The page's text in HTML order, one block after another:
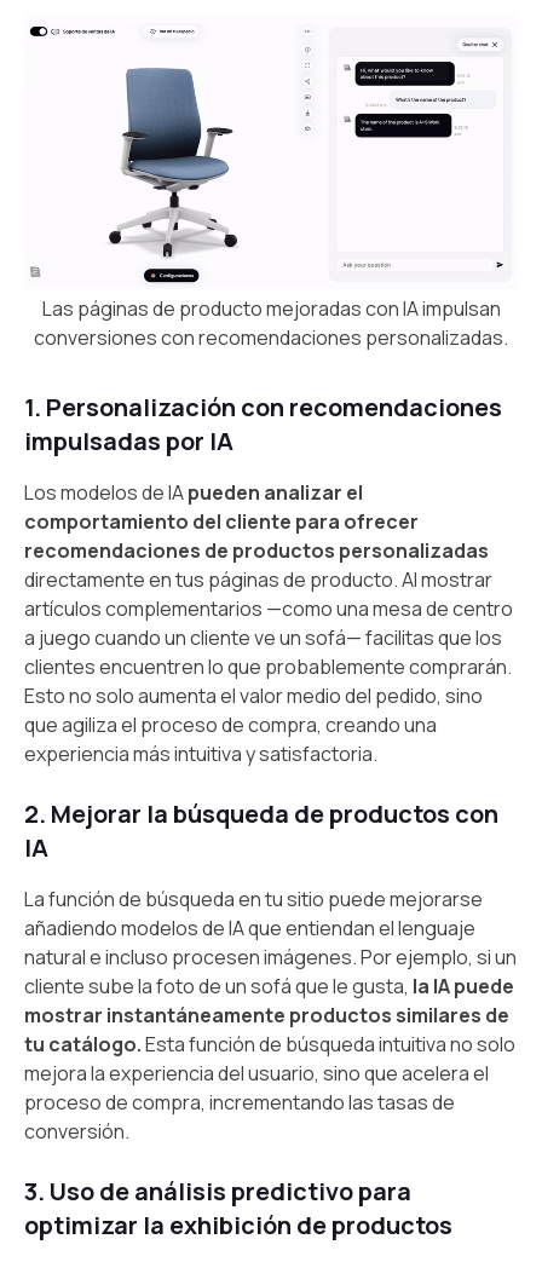
Las páginas de producto mejoradas con IA impulsan
conversiones con recomendaciones personalizadas.
1. Personalización con recomendaciones
impulsadas por IA
Los modelos de IApueden analizar el
comportamiento del cliente para ofrecer
recomendaciones de productos personalizadas
directamente en tus páginas de producto. Al mostrar
artículos complementarios —como una mesa de centro
a juego cuando un cliente ve un sofá— facilitas que los
clientes encuentren lo que probablemente comprarán.
Esto no solo aumenta el valor medio del pedido, sino
que agiliza el proceso de compra, creando una
experiencia más intuitiva y satisfactoria.
2. Mejorar la búsqueda de productos con
IA
La función de búsqueda en tu sitio puede mejorarse
añadiendo modelos de IA que entiendan el lenguaje
natural e incluso procesen imágenes. Por ejemplo, si un
cliente sube la foto de un sofá que le gusta, la IA puede
mostrar instantáneamente productos similares de
tu catálogo.Esta función de búsqueda intuitiva no solo
mejora la experiencia del usuario, sino que acelera el
proceso de compra, incrementando las tasas de
conversión.
3. Uso de análisis predictivo para
optimizar la exhibición de productos